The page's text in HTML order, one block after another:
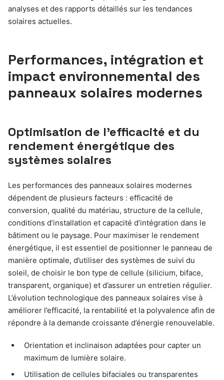
analyses et des rapports détaillés sur les tendances
solaires actuelles.
Performances, intégration et
impact environnemental des
panneaux solaires modernes
Optimisation de l’efficacité et du
rendement énergétique des
systèmes solaires
Les performances des panneaux solaires modernes
dépendent de plusieurs facteurs : efficacité de
conversion, qualité du matériau, structure de la cellule,
conditions d’installation et capacité d’intégration dans le
bâtiment ou le paysage. Pour maximiser le rendement
énergétique, il est essentiel de positionner le panneau de
manière optimale, d’utiliser des systèmes de suivi du
soleil, de choisir le bon type de cellule (silicium, biface,
transparent, organique) et d’assurer un entretien régulier.
L’évolution technologique des panneaux solaires vise à
améliorer l’efficacité, la rentabilité et la polyvalence afin de
répondre à la demande croissante d’énergie renouvelable.
Orientation et inclinaison adaptées pour capter un
maximum de lumière solaire.
Utilisation de cellules bifaciales ou transparentes